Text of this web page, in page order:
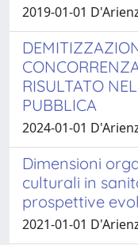
2019-01-01
RISULTATO
PUBBLICA
2024-01-01
Dimensioni
culturali in
prospettive
2021-01-01